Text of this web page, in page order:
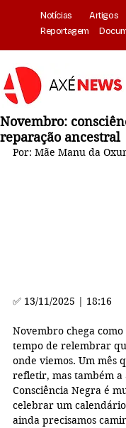
Notícias Artigos
Reportagem
Novembro:
reparação ancestral
Por: Mãe Manu da
✅ 13/11/2025 | 18:16
Novembro chega
tempo de relembrar
onde viemos. Um mês
refletir, mas também a
Consciência Negra é
celebrar um
ainda precisamos